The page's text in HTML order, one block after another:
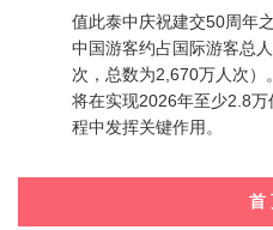
值此泰中庆祝建交50周年
中国游客约占国际游客总
次，总数为2,670万人次）
将在实现2026年至少2.8
程中发挥关键作用。
首